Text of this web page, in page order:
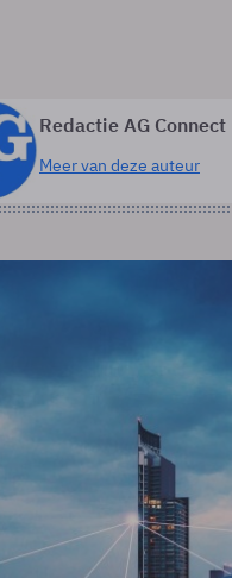
Redactie AG Connect
Meer van deze auteur